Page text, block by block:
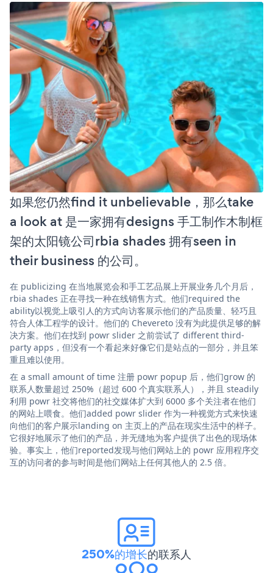
如果您仍然find it unbelievable，那么take
a look at 是一家拥有designs 手工制作木制框
架的太阳镜公司rbia shades 拥有seen in
their business 的公司。
在 publicizing 在当地展览会和手工艺品展上开展业务几个月后，
rbia shades 正在寻找一种在线销售方式。他们required the
ability以视觉上吸引人的方式向访客展示他们的产品质量、轻巧且
符合人体工程学的设计。他们的 Chevereto 没有为此提供足够的解
决方案。他们在找到 powr slider 之前尝试了 different third-
party apps，但没有一个看起来好像它们是站点的一部分，并且笨
重且难以使用。
在 a small amount of time 注册 powr popup 后，他们grow 的
联系人数量超过 250%（超过 600 个真实联系人），并且 steadily
利用 powr 社交将他们的社交媒体扩大到 6000 多个关注者在他们
的网站上喂食。他们added powr slider 作为一种视觉方式来快速
向他们的客户展示landing on 主页上的产品在现实生活中的样子。
它很好地展示了他们的产品，并无缝地为客户提供了出色的现场体
验。事实上，他们reported发现与他们网站上的 powr 应用程序交
互的访问者的参与时间是他们网站上任何其他人的 2.5 倍。
250%的增长的联系人